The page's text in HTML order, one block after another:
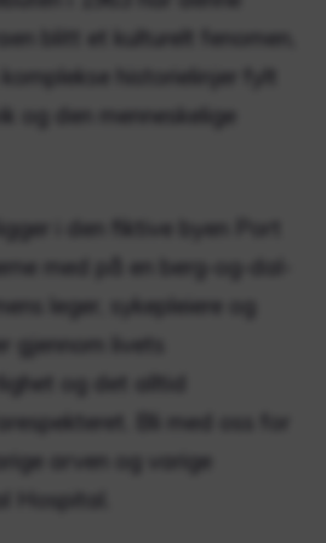
blitt et kulturelt fenomen,
historielinjer fylt
og den menneskelige
i den fiktive byen Port
med på en berg-og-dal-
leger, sykepleiere og
gjennom livets
og det alltid
Bli med oss ​​for
arven og varige
Hospital.